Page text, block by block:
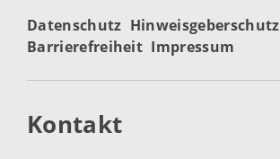
Datenschutz Hinweisgeberschutz
Barrierefreiheit Impressum
Kontakt